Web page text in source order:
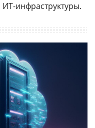
инфраструктуры.